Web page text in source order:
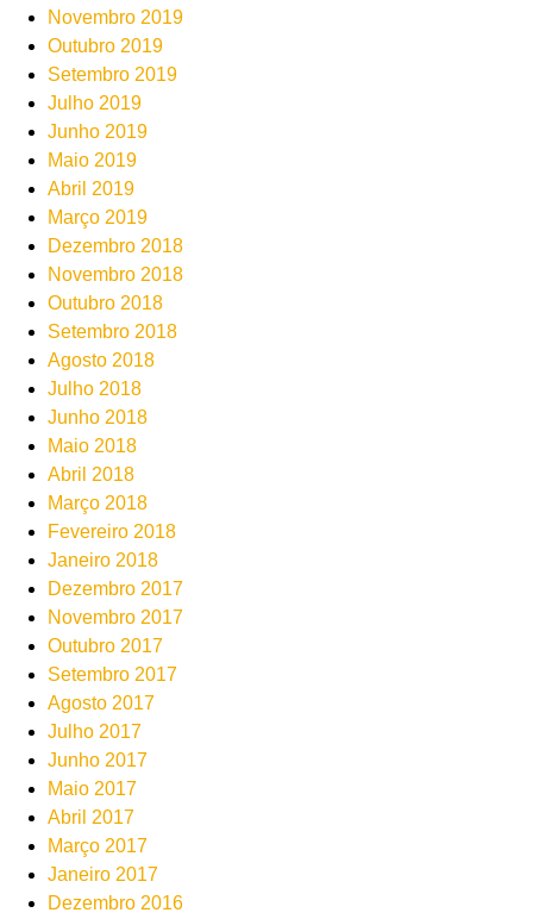
Novembro 2019
Outubro 2019
Setembro 2019
Julho 2019
Junho 2019
Maio 2019
Abril 2019
Março 2019
Dezembro 2018
Novembro 2018
Outubro 2018
Setembro 2018
Agosto 2018
Julho 2018
Junho 2018
Maio 2018
Abril 2018
Março 2018
Fevereiro 2018
Janeiro 2018
Dezembro 2017
Novembro 2017
Outubro 2017
Setembro 2017
Agosto 2017
Julho 2017
Junho 2017
Maio 2017
Abril 2017
Março 2017
Janeiro 2017
Dezembro 2016